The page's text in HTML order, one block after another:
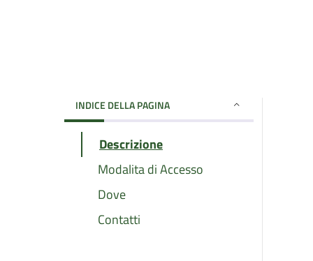
INDICE DELLA PAGINA
Descrizione
Modalita di Accesso
Dove
Contatti